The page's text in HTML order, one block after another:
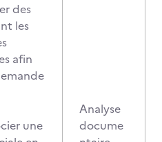
des
les
afin
une
Analyse
docume